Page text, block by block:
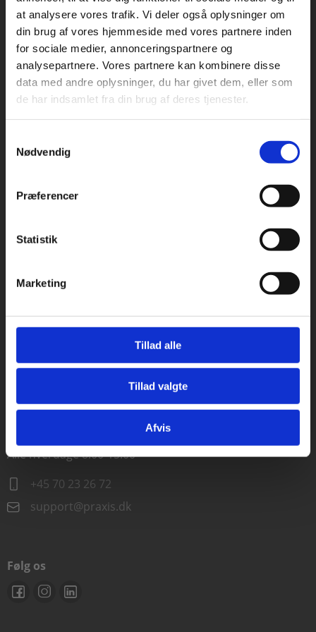
at analysere vores trafik. Vi deler også oplysninger om
din brug af vores hjemmeside med vores partnere inden
for sociale medier, annonceringspartnere og
analysepartnere. Vores partnere kan kombinere disse
data med andre oplysninger, du har givet dem, eller som
de har indsamlet fra din brug af deres tjenester.
Nødvendig
Præferencer
Statistik
Marketing
Tillad alle
Tillad valgte
Afvis
Praxis Forlag A/S
CVR 41280921
København
1120 København K
Kochsgade 31D
Rødekro
Kontakt kundeservice
+45 70 23 85 87
Kontakt teknisk support
Alle hverdage 8.00-15.00
+45 70 23 26 72
support@praxis.dk
Følg os
For privatkunder og
studerende. Du får
vist priser inkl.
For institutioner og
virksomheder. Du
får vist priser ekskl.
Gå til praxisOnline